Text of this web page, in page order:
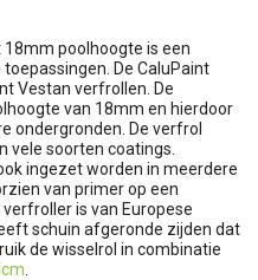
poolhoogte is een
De CaluPaint
Vestan verfrollen. De
van 18mm en hierdoor
ondergronden. De verfrol
vele soorten coatings.
ingezet worden in meerdere
van primer op een
is van Europese
schuin afgeronde zijden dat
de wisselrol in combinatie